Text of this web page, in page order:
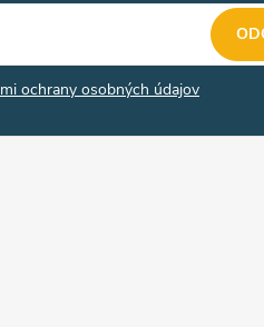
ochrany osobných údajov